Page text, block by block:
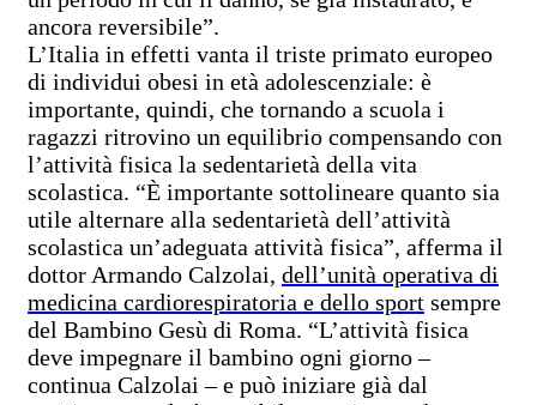
ancora reversibile”.
L’Italia in effetti vanta il triste primato europeo
di individui obesi in età adolescenziale: è
importante, quindi, che tornando a scuola i
ragazzi ritrovino un equilibrio compensando con
l’attività fisica la sedentarietà della vita
scolastica. “È importante sottolineare quanto sia
utile alternare alla sedentarietà dell’attività
scolastica un’adeguata attività fisica”, afferma il
dottor Armando Calzolai, dell’unità operativa di
medicina cardiorespiratoria e dello sport sempre
del Bambino Gesù di Roma. “L’attività fisica
deve impegnare il bambino ogni giorno –
continua Calzolai – e può iniziare già dal